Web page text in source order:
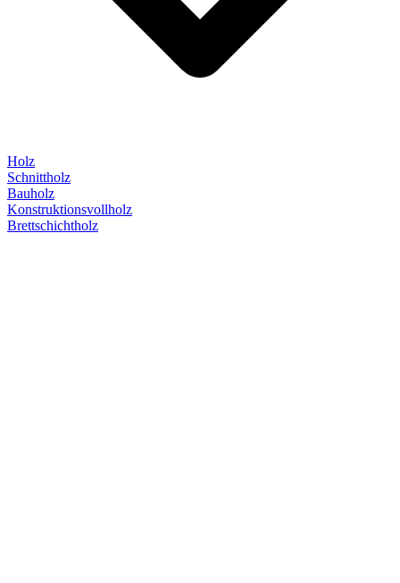
Holz
Schnittholz
Bauholz
Konstruktionsvollholz
Brettschichtholz